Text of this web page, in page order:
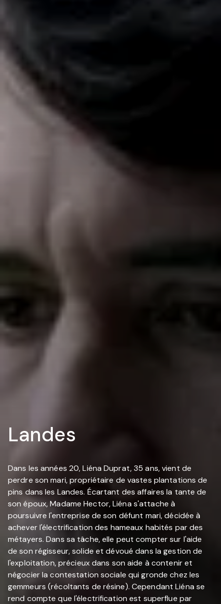
Landes
Dans les années 20, Liéna Duprat, 35 ans, vient de
perdre son mari, propriétaire de vastes plantations de
pins dans les Landes. Écartant des affaires la tante de
son époux, Madame Hector, Liéna s'attache à
poursuivre l'entreprise de son défunt mari, décidée à
achever l'électrification des hameaux habités par des
métayers. Dans sa tâche, elle peut compter sur l'aide
de son régisseur, solide et dévoué dans la gestion de
l'exploitation, précieux dans son aide à contenir et
négocier la contestation sociale qui gronde chez les
gemmeurs (récoltants de résine). Cependant Liéna se
rend compte que l'électrification est superflue par